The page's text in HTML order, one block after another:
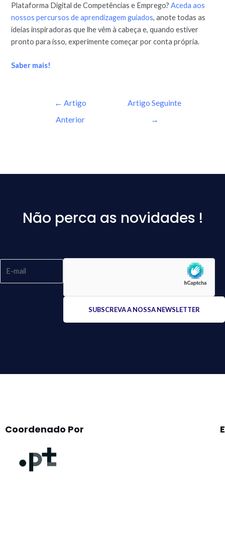
Plataforma Digital de Competências e Emprego?Aceda aos
nossos percursos de aprendizagem guiados, anote todas as
ideias inspiradoras que lhe vêm à cabeça e, quando estiver
pronto para isso, experimente começar por conta própria.
Saber mais!
← Artigo
Anterior
Artigo Seguinte
→
Não perca as novidades !
Coordenado Por